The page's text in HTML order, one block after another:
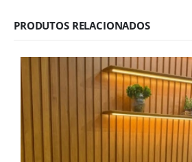
PRODUTOS RELACIONADOS